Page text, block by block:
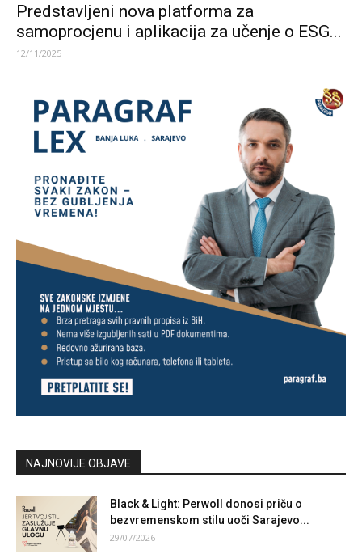
Predstavljeni nova platforma za
samoprocjenu i aplikacija za učenje o ESG...
12/11/2025
NAJNOVIJE OBJAVE
Black & Light: Perwoll donosi priču o
bezvremenskom stilu uoči Sarajevo...
29/07/2026